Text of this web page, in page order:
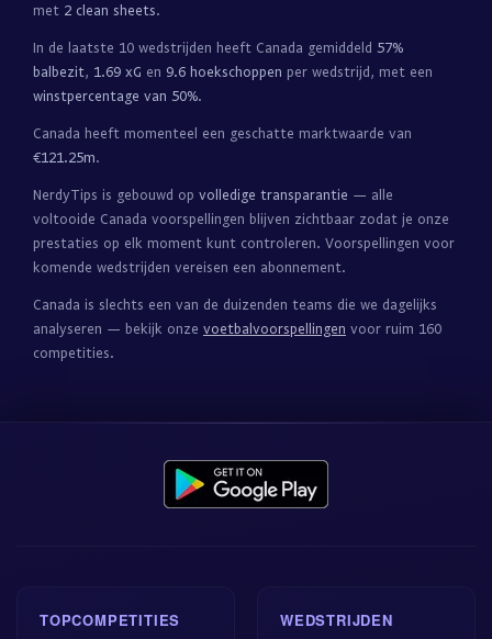
met 2 clean sheets.
In de laatste 10 wedstrijden heeft Canada gemiddeld 57%
balbezit, 1.69 xG en 9.6 hoekschoppen per wedstrijd, met een
winstpercentage van 50%.
Canada heeft momenteel een geschatte marktwaarde van
€121.25m.
NerdyTips is gebouwd op volledige transparantie — alle
voltooide Canada voorspellingen blijven zichtbaar zodat je onze
prestaties op elk moment kunt controleren. Voorspellingen voor
komende wedstrijden vereisen een abonnement.
Canada is slechts een van de duizenden teams die we dagelijks
analyseren — bekijk onze voetbalvoorspellingen voor ruim 160
competities.
TOPCOMPETITIES WEDSTRIJDEN